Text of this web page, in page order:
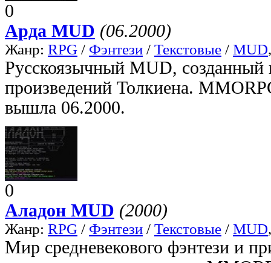
0
Арда MUD (06.2000)
Жанр: RPG / Фэнтези / Текстовые / MUD
Русскоязычный MUD, созданный
произведений Толкиена.
вышла 06.2000.
0
Аладон MUD (2000)
Жанр: RPG / Фэнтези / Текстовые / MUD
Мир средневекового фэнтези и